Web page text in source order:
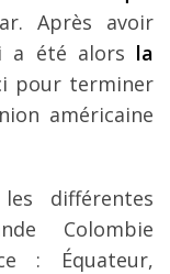
Après avoir
a été alors la
pour terminer
américaine
différentes
Colombie
: Équateur,